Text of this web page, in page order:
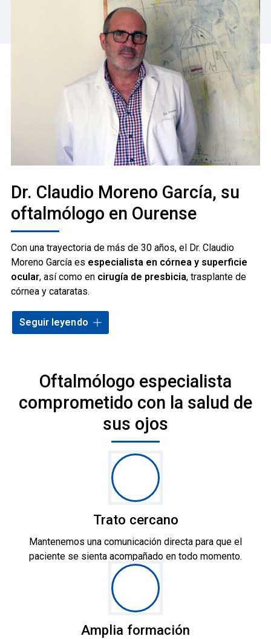
Dr. Claudio Moreno García, su
oftalmólogo en Ourense
Con una trayectoria de más de 30 años, el Dr. Claudio
Moreno García es especialista en córnea y superficie
ocular, así como en cirugía de presbicia, trasplante de
córnea y cataratas.
Brindaatención oftalmológica personalizada
Ourense combinandoinnovación médica
Seguir leyendo
Oftalmólogo especialista
comprometido con la salud de
sus ojos
Trato cercano
Mantenemos una comunicación directa para que el
paciente se sienta acompañado en todo momento.
Amplia formación